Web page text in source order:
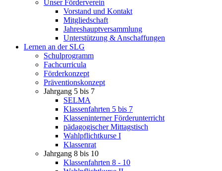
Unser Förderverein
Vorstand und Kontakt
Mitgliedschaft
Jahreshauptversammlung
Unterstützung & Anschaffungen
Lernen an der SLG
Schulprogramm
Fachcurricula
Förderkonzept
Präventionskonzept
Jahrgang 5 bis 7
SELMA
Klassenfahrten 5 bis 7
Klasseninterner Förderunterricht
pädagogischer Mittagstisch
Wahlpflichtkurse I
Klassenrat
Jahrgang 8 bis 10
Klassenfahrten 8 - 10